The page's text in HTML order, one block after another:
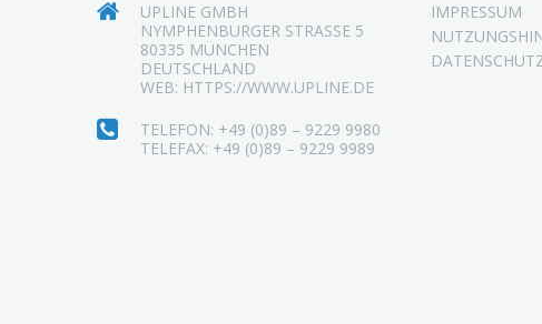
UPLINE GMBH
NYMPHENBURGER STRASSE 5
80335 MÜNCHEN
DEUTSCHLAND
WEB: HTTPS://WWW.UPLINE.DE
TELEFON: +49 (0)89 – 9229 9980
TELEFAX: +49 (0)89 – 9229 9989
IMPRESSUM